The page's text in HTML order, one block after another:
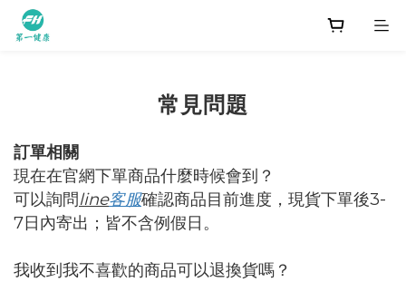
常見問題
訂單相關
現在在官網下單商品什麼時候會到？
可以詢問 line客服確認商品目前進度，現貨下單後3-
7 日內寄出；皆不含例假日。
我收到我不喜歡的商品可以退換貨嗎？